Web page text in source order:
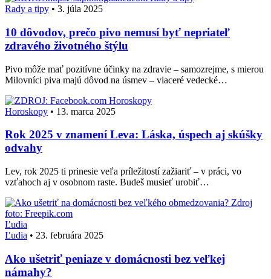
Rady a tipy • 3. júla 2025
10 dôvodov, prečo pivo nemusí byť nepriateľ
zdravého životného štýlu
Pivo môže mať pozitívne účinky na zdravie – samozrejme, s mierou
Milovníci piva majú dôvod na úsmev – viaceré vedecké…
Horoskopy
Horoskopy • 13. marca 2025
Rok 2025 v znamení Leva: Láska, úspech aj skúšky
odvahy
Lev, rok 2025 ti prinesie veľa príležitostí zažiariť – v práci, vo
vzťahoch aj v osobnom raste. Budeš musieť urobiť…
Ľudia
Ľudia • 23. februára 2025
Ako ušetriť peniaze v domácnosti bez veľkej
námahy?